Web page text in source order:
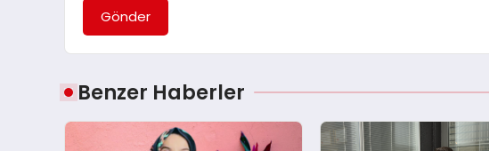
Gönder
Benzer Haberler